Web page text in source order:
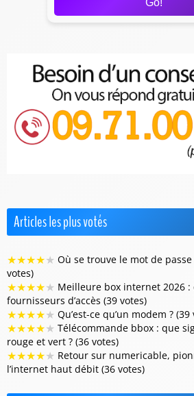
Go!
Articles les plus votés
★★★★★ Où se trouve le mot de
votes)
★★★★★ Meilleure box internet 2026
fournisseurs d’accès (39 votes)
★★★★★ Qu’est-ce qu’un modem ? (39
★★★★★ Télécommande bbox : que
rouge et vert ? (36 votes)
★★★★★ Retour sur numericable,
l’internet haut débit (36 votes)